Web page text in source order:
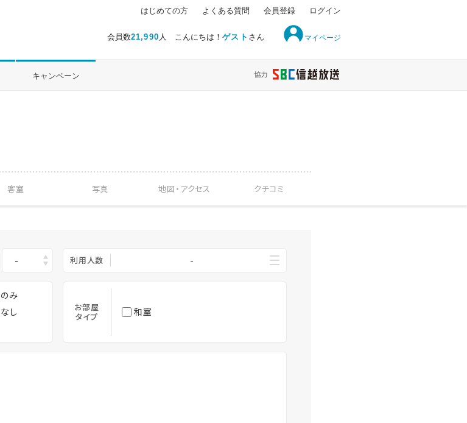
会員数21,990 人 こんにちは！ゲスト さん マイページ
はじめての方 よくある質問 会員登録 ログイン
キャンペーン
客室 写真 地図・ アクセス クチコミ
利用人数 -
み
し
お部屋
タイプ
和室